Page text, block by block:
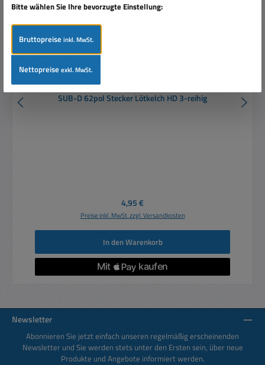
SUB-D 62pol Stecker Lötkelch HD 3-reihig
Regulärer Preis:
4,95 €
Preise inkl. MwSt. zzgl. Versandkosten
In den Warenkorb
Newsletter
Abonnieren Sie jetzt einfach unseren regelmäßig erscheinenden
Newsletter und Sie werden stets unter den Ersten sein, über neue
Produkte und Angebote informiert werden.
Bitte wählen Sie Ihre bevorzugte Einstellung:
Bruttopreiseinkl. MwSt.
Nettopreiseexkl. MwSt.